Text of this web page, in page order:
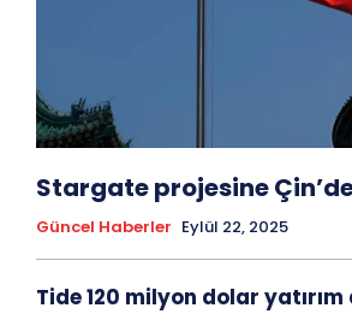
Stargate projesine
Güncel Haberler Eylül 22, 2025
Tide 120 milyon dolar yatırım